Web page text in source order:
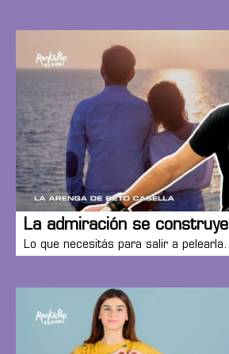
La admiración se construye
Lo que necesitás para salir a pelearla.